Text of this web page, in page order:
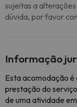
sujeitas a
dúvida, por favor
Informação
Esta acomodação é
prestação do
de uma atividade